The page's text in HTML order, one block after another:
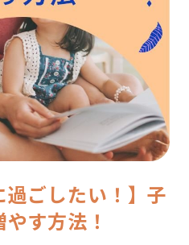
過ごしたい！】子
す方法！